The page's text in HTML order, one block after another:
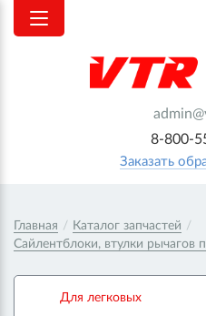
8-800-
Заказать
Главная / Каталог запчастей /
Сайлентблоки, втулки рычагов
Для легковых